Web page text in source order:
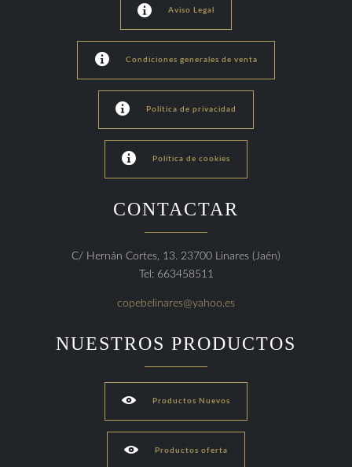
 Aviso Legal
 Condiciones generales de venta
 Política de privacidad
 Política de cookies
CONTACTAR
C/ Hernán Cortes, 13. 23700 Linares (Jaén)
Tel: 663458511
copebelinares@yahoo.es
NUESTROS PRODUCTOS
 Productos Nuevos
 Productos oferta